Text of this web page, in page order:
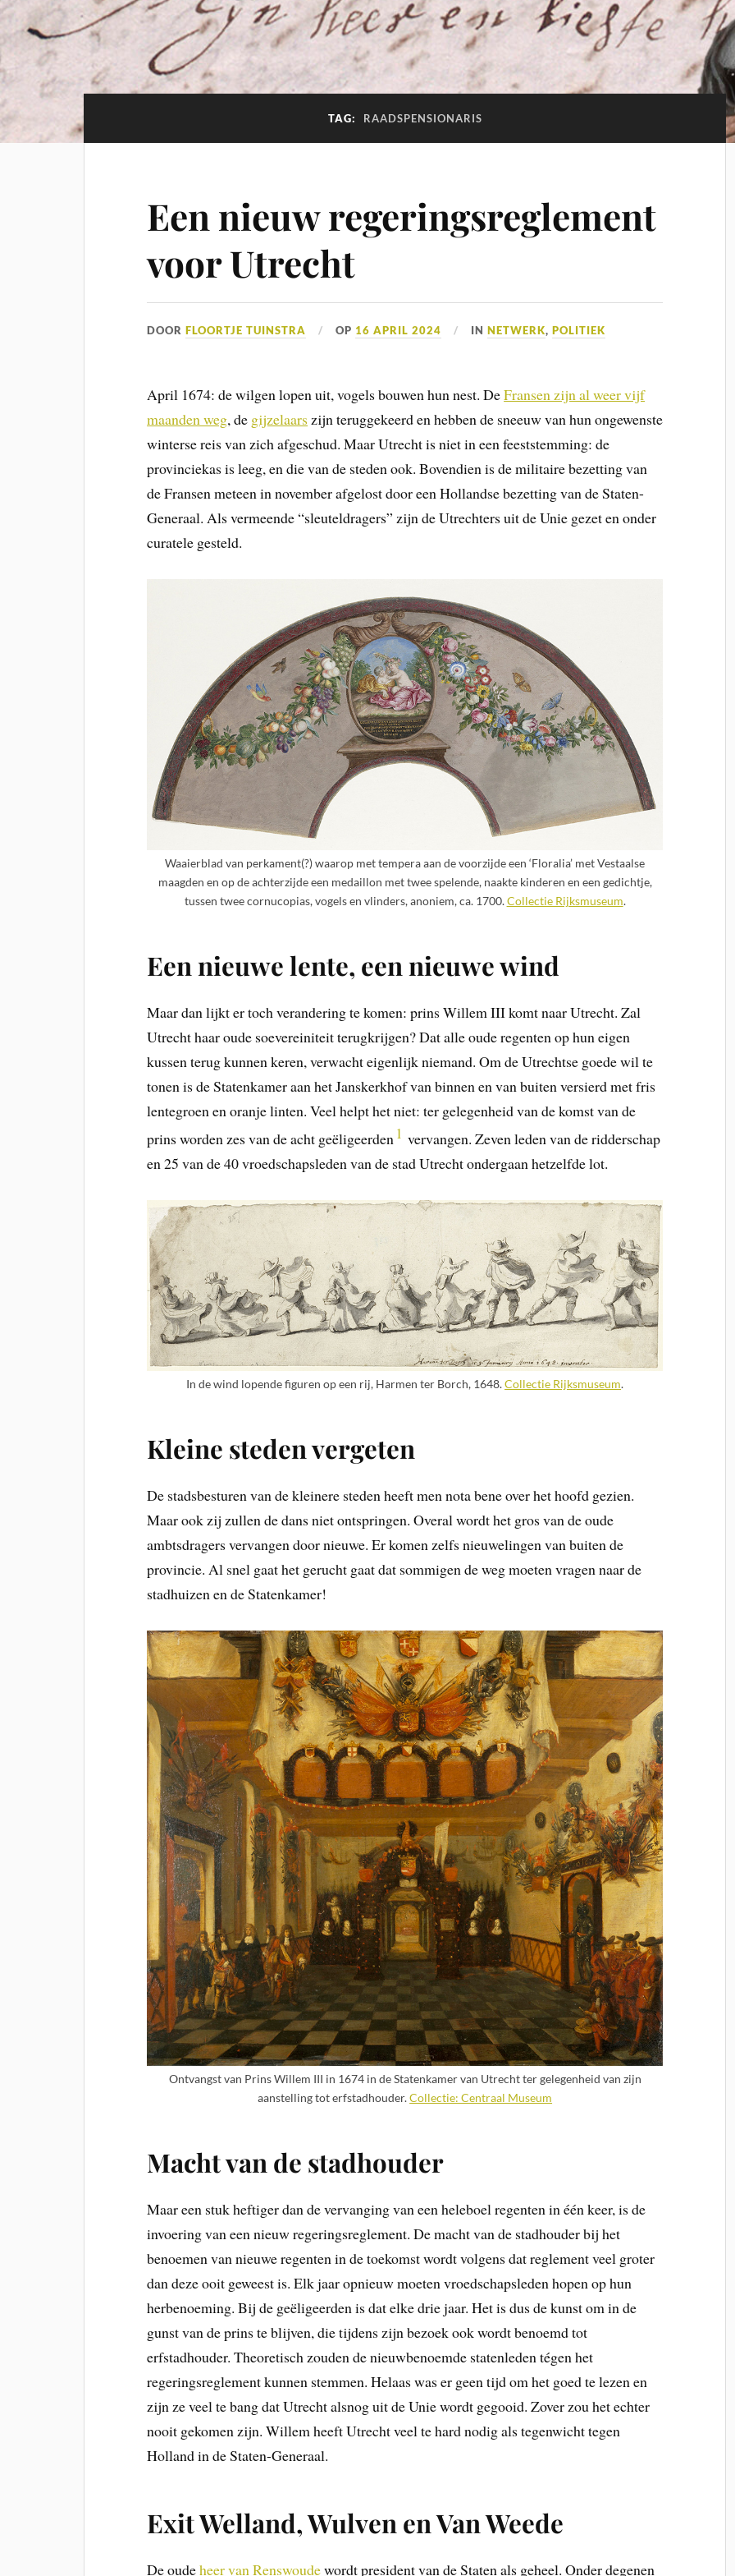
TAG: RAADSPENSIONARIS
Een nieuw regeringsreglement
voor Utrecht
DOORFLOORTJE TUINSTRA OP 16 APRIL 2024 INNETWERK,POLITIEK
April 1674: de wilgen lopen uit, vogels bouwen hun nest. DeFransen zijn al weer vijf
maanden weg, de gijzelaars zijn teruggekeerd en hebben de sneeuw van hun ongewenste
winterse reis van zich afgeschud. Maar Utrecht is niet in een feeststemming: de
provinciekas is leeg, en die van de steden ook. Bovendien is de militaire bezetting van
de Fransen meteen in november afgelost door een Hollandse bezetting van de Staten-
Generaal. Als vermeende “sleuteldragers” zijn de Utrechters uit de Unie gezet en onder
curatele gesteld.
Waaierblad van perkament(?) waarop met tempera aan de voorzijde een ‘Floralia’ met Vestaalse
maagden en op de achterzijde een medaillon met twee spelende, naakte kinderen en een gedichtje,
tussen twee cornucopias, vogels en vlinders, anoniem, ca. 1700.Collectie Rijksmuseum.
Een nieuwe lente, een nieuwe wind
Maar dan lijkt er toch verandering te komen: prins Willem III komt naar Utrecht. Zal
Utrecht haar oude soevereiniteit terugkrijgen? Dat alle oude regenten op hun eigen
kussen terug kunnen keren, verwacht eigenlijk niemand. Om de Utrechtse goede wil te
tonen is de Statenkamer aan het Janskerkhof van binnen en van buiten versierd met fris
lentegroen en oranje linten. Veel helpt het niet: ter gelegenheid van de komst van de
prins worden zes van de acht geëligeerden1 vervangen. Zeven leden van de ridderschap
en 25 van de 40 vroedschapsleden van de stad Utrecht ondergaan hetzelfde lot.
In de wind lopende figuren op een rij, Harmen ter Borch, 1648.Collectie Rijksmuseum.
Kleine steden vergeten
De stadsbesturen van de kleinere steden heeft men nota bene over het hoofd gezien.
Maar ook zij zullen de dans niet ontspringen. Overal wordt het gros van de oude
ambtsdragers vervangen door nieuwe. Er komen zelfs nieuwelingen van buiten de
provincie. Al snel gaat het gerucht gaat dat sommigen de weg moeten vragen naar de
stadhuizen en de Statenkamer!
Ontvangst van Prins Willem III in 1674 in de Statenkamer van Utrecht ter gelegenheid van zijn
aanstelling tot erfstadhouder.Collectie: Centraal Museum
Macht van de stadhouder
Maar een stuk heftiger dan de vervanging van een heleboel regenten in één keer, is de
invoering van een nieuw regeringsreglement. De macht van de stadhouder bij het
benoemen van nieuwe regenten in de toekomst wordt volgens dat reglement veel groter
dan deze ooit geweest is. Elk jaar opnieuw moeten vroedschapsleden hopen op hun
herbenoeming. Bij de geëligeerden is dat elke drie jaar. Het is dus de kunst om in de
gunst van de prins te blijven, die tijdens zijn bezoek ook wordt benoemd tot
erfstadhouder. Theoretisch zouden de nieuwbenoemde statenleden tégen het
regeringsreglement kunnen stemmen. Helaas was er geen tijd om het goed te lezen en
zijn ze veel te bang dat Utrecht alsnog uit de Unie wordt gegooid. Zover zou het echter
nooit gekomen zijn. Willem heeft Utrecht veel te hard nodig als tegenwicht tegen
Holland in de Staten-Generaal.
Exit Welland, Wulven en Van Weede
De oudeheer van Renswoudewordt president van de Staten als geheel. Onder degenen